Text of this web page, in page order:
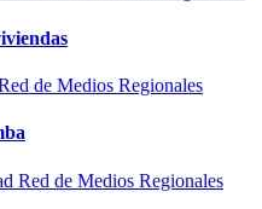
de Medios Regionales
Red de Medios Regionales